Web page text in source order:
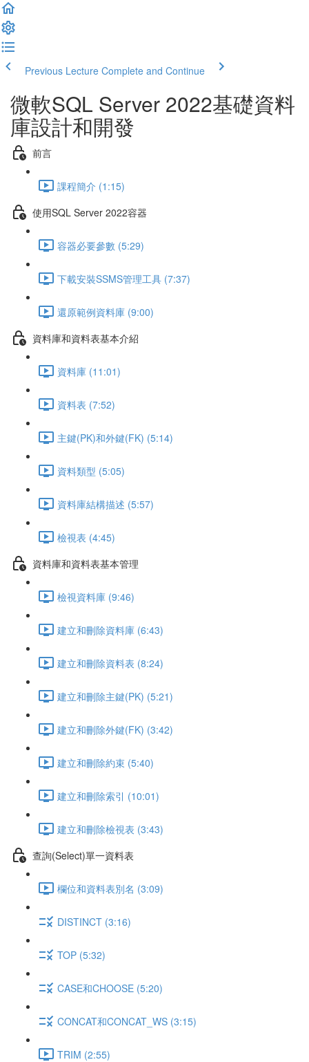
Previous Lecture Complete and Continue
微軟SQL Server 2022基礎資料
庫設計和開發
前言
課程簡介 (1:15)
使用SQL Server 2022容器
容器必要參數 (5:29)
下載安裝SSMS管理工具 (7:37)
還原範例資料庫 (9:00)
資料庫和資料表基本介紹
資料庫 (11:01)
資料表 (7:52)
主鍵(PK)和外鍵(FK) (5:14)
資料類型 (5:05)
資料庫結構描述 (5:57)
檢視表 (4:45)
資料庫和資料表基本管理
檢視資料庫 (9:46)
建立和刪除資料庫 (6:43)
建立和刪除資料表 (8:24)
建立和刪除主鍵(PK) (5:21)
建立和刪除外鍵(FK) (3:42)
建立和刪除約束 (5:40)
建立和刪除索引 (10:01)
建立和刪除檢視表 (3:43)
查詢(Select)單一資料表
欄位和資料表別名 (3:09)
DISTINCT (3:16)
TOP (5:32)
CASE和CHOOSE (5:20)
CONCAT和CONCAT_WS (3:15)
TRIM (2:55)